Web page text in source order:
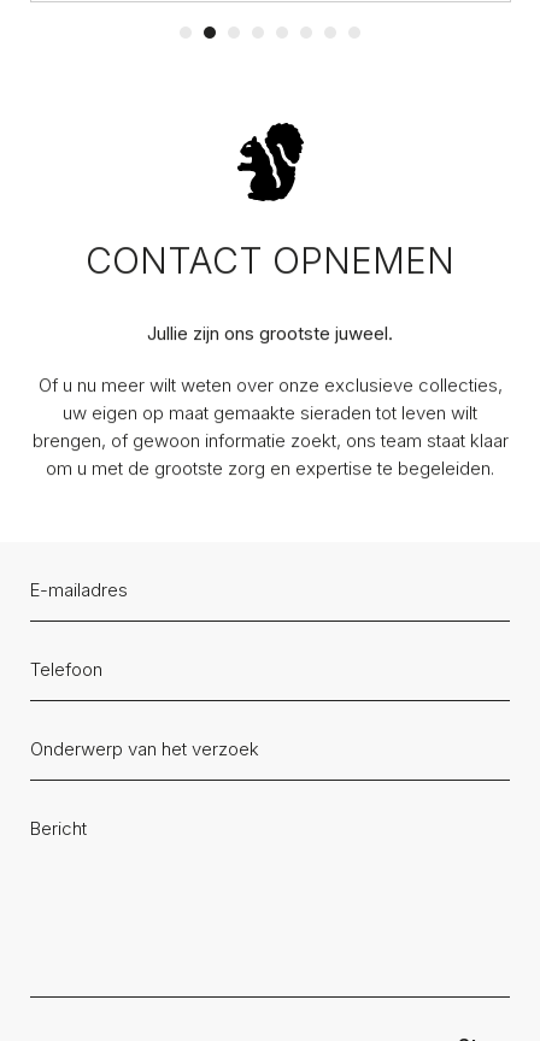
CONTACT OPNEMEN
Jullie zijn ons grootste juweel.
Of u nu meer wilt weten over onze exclusieve collecties,
uw eigen op maat gemaakte sieraden tot leven wilt
brengen, of gewoon informatie zoekt, ons team staat klaar
om u met de grootste zorg en expertise te begeleiden.